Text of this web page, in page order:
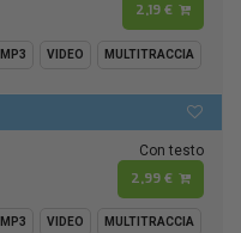
2,19 €
MP3 VIDEO MULTITRACCIA
Con testo
2,99 €
MP3 VIDEO MULTITRACCIA